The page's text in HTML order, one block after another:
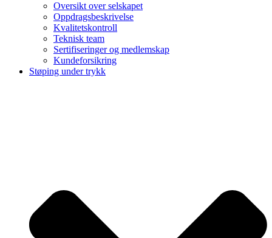
Oversikt over selskapet
Oppdragsbeskrivelse
Kvalitetskontroll
Teknisk team
Sertifiseringer og medlemskap
Kundeforsikring
Støping under trykk